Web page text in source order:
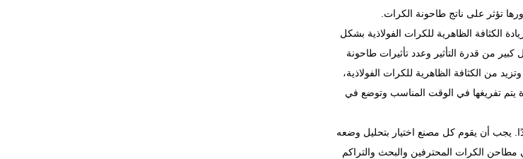
تؤثر على ناتج طاحونة الكرات.
الكثافة الظاهرية للكرات الفولاذية بشكل
من قدرة التأثير وعدد تأثيرات طاحونة
من الكثافة الظاهرية للكرات الفولاذية،
تفريغها في الوقت المناسب وتوضع في
يجب أن يقوم كل مصنع اختيار بتحليل وضعه
مطاحن الكرات المحترفين والبحث والتراكم